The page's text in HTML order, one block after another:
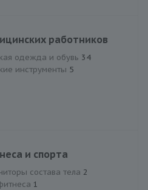
работников
одежда и обувь 34
инструменты 5
и спорта
состава тела 2
1